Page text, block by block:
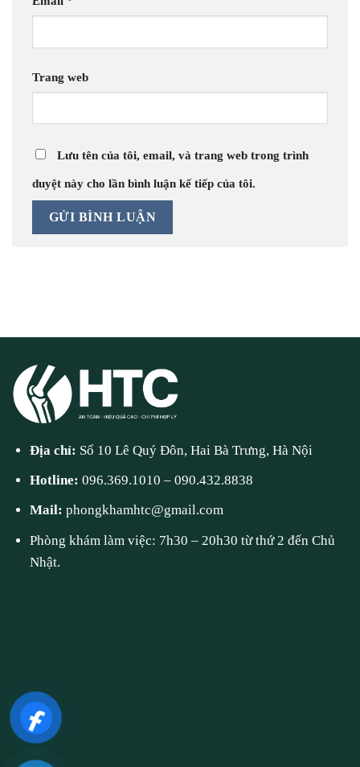
Trang web
Lưu tên của tôi, email, và trang web trong trình
duyệt này cho lần bình luận kế tiếp của tôi.
Địa chỉ: Số 10 Lê Quý Đôn, Hai Bà Trưng, Hà Nội
Hotline:096.369.1010 –090.432.8838
Mail:phongkhamhtc@gmail.com
Phòng khám làm việc: 7h30 – 20h30 từ thứ 2 đến Chủ
Nhật.